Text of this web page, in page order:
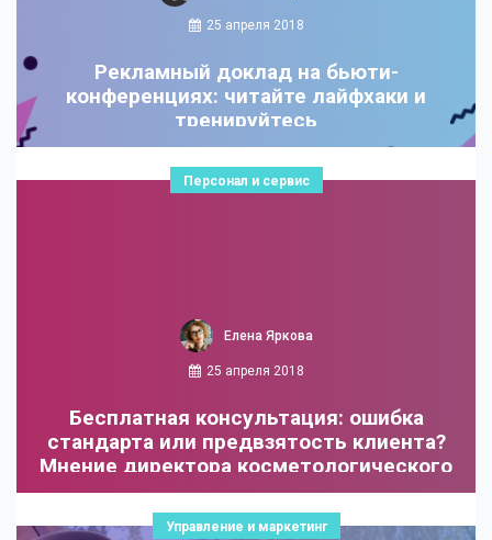
25 апреля 2018
Рекламный доклад на бьюти-
конференциях: читайте лайфхаки и
тренируйтесь
Персонал и сервис
Елена Яркова
25 апреля 2018
Бесплатная консультация: ошибка
стандарта или предвзятость клиента?
Мнение директора косметологического
центра
Управление и маркетинг